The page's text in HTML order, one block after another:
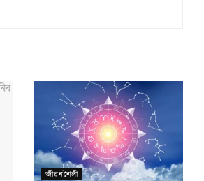
জীৱনশৈলী